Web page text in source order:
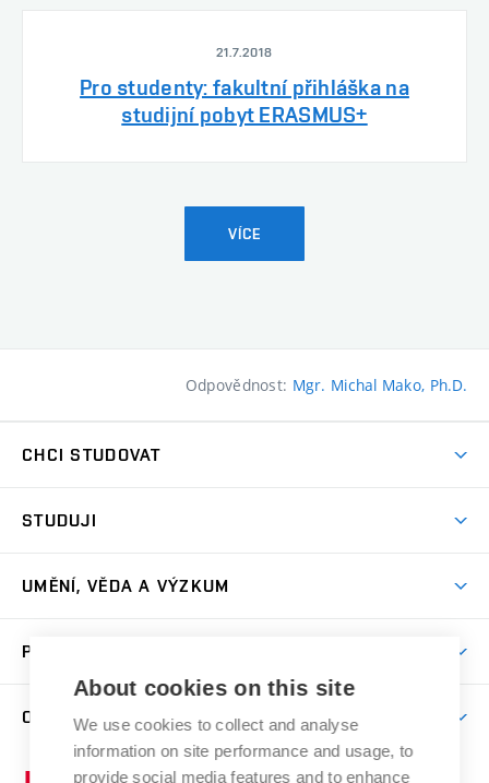
21.7.2018
Pro studenty: fakultní přihláška na
studijní pobyt ERASMUS+
VÍCE
Odpovědnost: Mgr. Michal Mako, Ph.D.
CHCI STUDOVAT
Přijímačky
Dny otevřených dveří
Přípravné kurzy
Studium bez bariér
Katedra teorií a dějin umění
Kabinety a dílny
STUDUJI
Časový plán studia
Studijní předpisy a formuláře
Studium a stáže v zahraničí
Rezidenční pobyty
UMĚNÍ, VĚDA A VÝZKUM
Publikační činnost
Projekty
PRO VEŘEJNOST
Letní školy a semestrální kurzy
Nakladatelská a vydavatelská činnost
Research Catalogue
O FAKULTĚ
Aktuality
About cookies on this site
We use cookies to collect and analyse
information on site performance and usage, to
provide social media features and to enhance